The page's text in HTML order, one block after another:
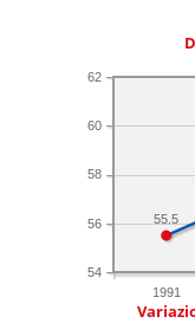
1991
54
56
58
60
62
55.5